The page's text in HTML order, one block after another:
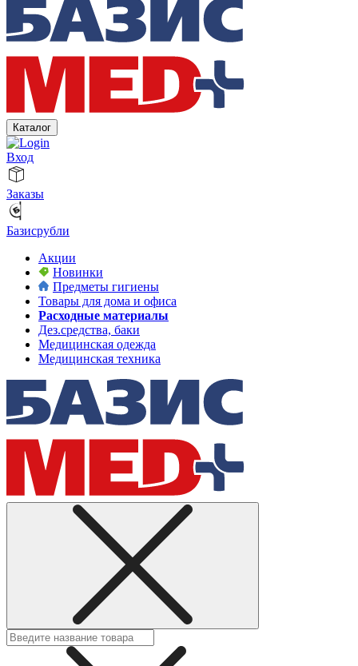
Каталог
Вход
Заказы
Базисрубли
Акции
Новинки
Предметы гигиены
Товары для дома и офиса
Расходные материалы
Дез.средства, баки
Медицинская одежда
Медицинская техника